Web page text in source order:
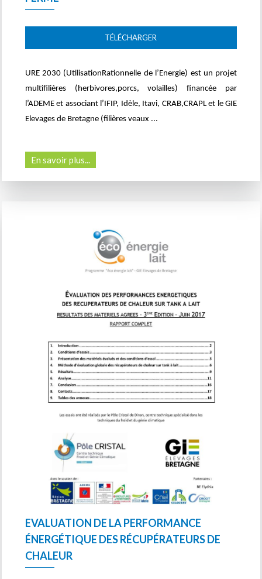
TÉLÉCHARGER
URE 2030 (UtilisationRationnelle de l’Energie) est un projet
multifilières (herbivores,porcs, volailles) financée par
l’ADEME et associant l’IFIP, Idèle, Itavi, CRAB,CRAPL et le GIE
Elevages de Bretagne (filières veaux ...
En savoir plus...
EVALUATION DE LA PERFORMANCE
ÉNERGÉTIQUE DES RÉCUPÉRATEURS DE
CHALEUR